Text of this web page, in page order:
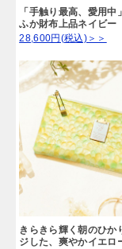
「手触り最高、愛用
ふか財布上品ネイビー
28,600円(税込)＞＞
きらきら輝く朝のひか
ジした、爽やかイエロ